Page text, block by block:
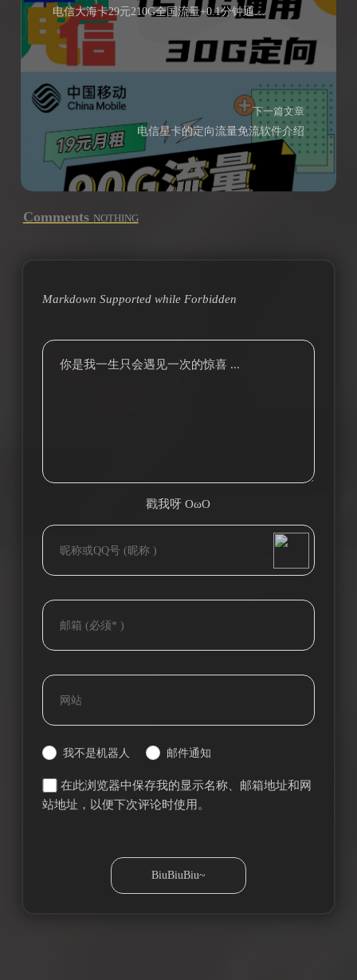
电信大海卡29元210G全国流量+0.1分钟通话【长期】
下一篇文章
电信星卡的定向流量免流软件介绍
Comments NOTHING
Markdown Supported whileForbidden
你是我一生只会遇见一次的惊喜 ...
戳我呀 OωO
Tieba
我不是机器人 邮件通知
在此浏览器中保存我的显示名称、邮箱地址和网
站地址，以便下次评论时使用。